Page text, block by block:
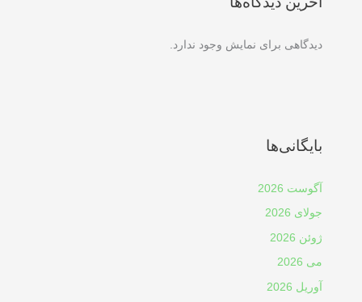
دیدگاهی برای نمایش وجود ندارد.
بایگانی‌ها
آگوست 2026
جولای 2026
ژوئن 2026
می 2026
آوریل 2026